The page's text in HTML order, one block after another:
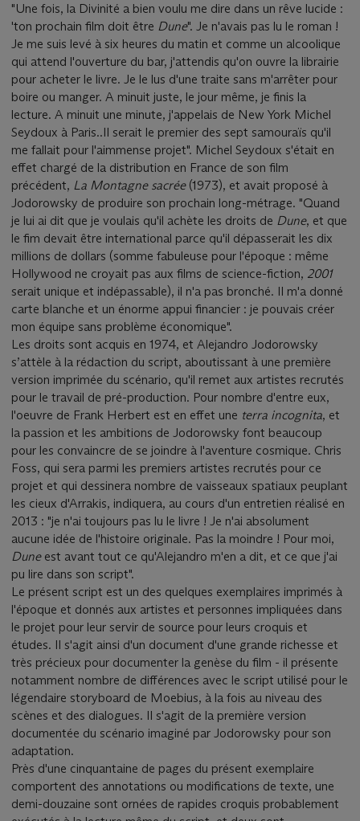
"Une fois, la Divinité a bien voulu me dire dans un rêve lucide :
'ton prochain film doit être Dune". Je n'avais pas lu le roman !
Je me suis levé à six heures du matin et comme un alcoolique
qui attend l'ouverture du bar, j'attendis qu'on ouvre la librairie
pour acheter le livre. Je le lus d'une traite sans m'arrêter pour
boire ou manger. A minuit juste, le jour même, je finis la
lecture. A minuit une minute, j'appelais de New York Michel
Seydoux à Paris..Il serait le premier des sept samouraïs qu'il
me fallait pour l'aimmense projet". Michel Seydoux s'était en
effet chargé de la distribution en France de son film
précédent, La Montagne sacrée (1973), et avait proposé à
Jodorowsky de produire son prochain long-métrage. "Quand
je lui ai dit que je voulais qu'il achète les droits de Dune, et que
le fim devait être international parce qu'il dépasserait les dix
millions de dollars (somme fabuleuse pour l'époque : même
Hollywood ne croyait pas aux films de science-fiction, 2001
serait unique et indépassable), il n'a pas bronché. Il m'a donné
carte blanche et un énorme appui financier : je pouvais créer
mon équipe sans problème économique".
Les droits sont acquis en 1974, et Alejandro Jodorowsky
s’attèle à la rédaction du script, aboutissant à une première
version imprimée du scénario, qu'il remet aux artistes recrutés
pour le travail de pré-production. Pour nombre d'entre eux,
l'oeuvre de Frank Herbert est en effet une terra incognita, et
la passion et les ambitions de Jodorowsky font beaucoup
pour les convaincre de se joindre à l'aventure cosmique. Chris
Foss, qui sera parmi les premiers artistes recrutés pour ce
projet et qui dessinera nombre de vaisseaux spatiaux peuplant
les cieux d'Arrakis, indiquera, au cours d'un entretien réalisé en
2013 : "je n'ai toujours pas lu le livre ! Je n'ai absolument
aucune idée de l'histoire originale. Pas la moindre ! Pour moi,
Dune est avant tout ce qu'Alejandro m'en a dit, et ce que j'ai
pu lire dans son script".
Le présent script est un des quelques exemplaires imprimés à
l'époque et donnés aux artistes et personnes impliquées dans
le projet pour leur servir de source pour leurs croquis et
études. Il s'agit ainsi d'un document d'une grande richesse et
très précieux pour documenter la genèse du film - il présente
notamment nombre de différences avec le script utilisé pour le
légendaire storyboard de Moebius, à la fois au niveau des
scènes et des dialogues. Il s'agit de la première version
documentée du scénario imaginé par Jodorowsky pour son
adaptation.
Près d'une cinquantaine de pages du présent exemplaire
comportent des annotations ou modifications de texte, une
demi-douzaine sont ornées de rapides croquis probablement